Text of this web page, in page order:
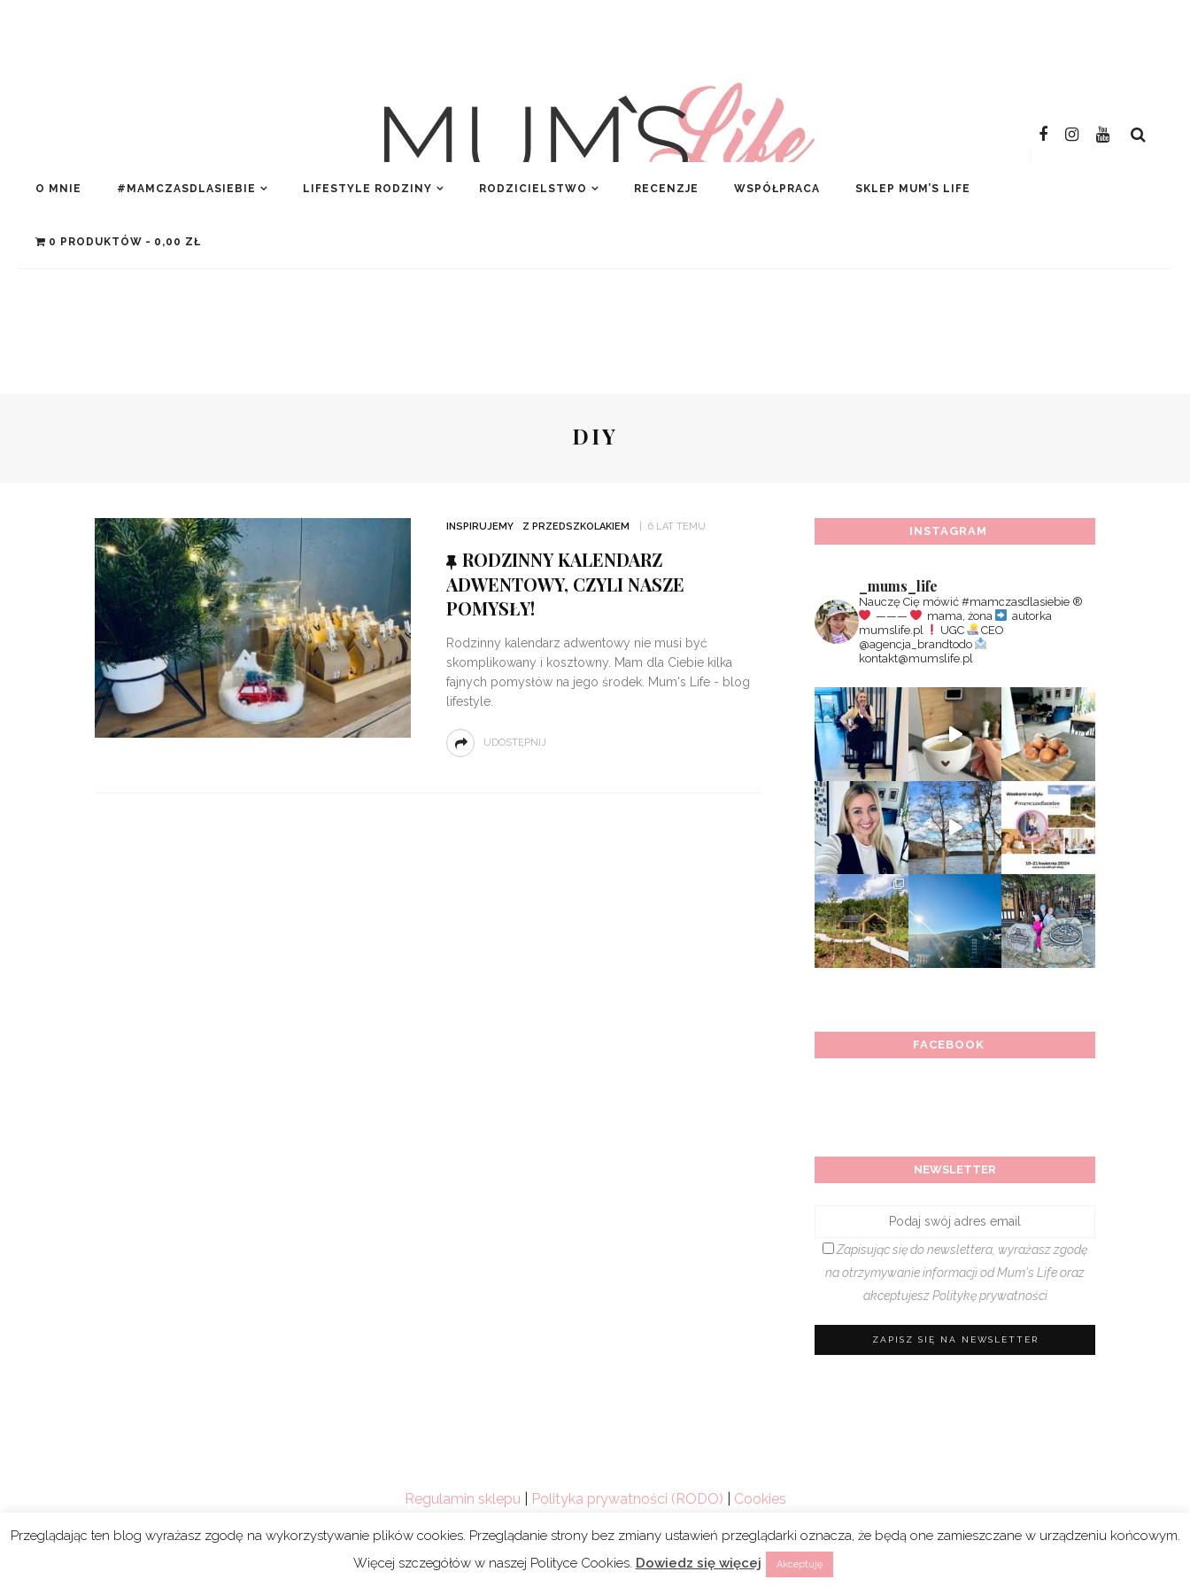
O MNIE #MAMCZASDLASIEBIE LIFESTYLE RODZINY RODZICIELSTWO RECENZJE WSPÓŁPRACA SKLEP MUM’S LIFE
0 PRODUKTÓW 0,00 ZŁ
DIY
INSPIRUJEMY Z PRZEDSZKOLAKIEM 6 LAT TEMU
RODZINNY KALENDARZ
ADWENTOWY, CZYLI NASZE
POMYSŁY!
Rodzinny kalendarz adwentowy nie musi być
skomplikowany i kosztowny. Mam dla Ciebie kilka
fajnych pomysłów na jego środek. Mum's Life - blog
lifestyle.
UDOSTĘPNIJ
INSTAGRAM
_mums_life
Nauczę Cię mówić #mamczasdlasiebie ®️
———
mama, żona
autorka
mumslife.pl
UGC
CEO
@agencja_brandtodo
kontakt@mumslife.pl
FACEBOOK
NEWSLETTER
Zapisując się do newslettera, wyrażasz zgodę
na otrzymywanie informacji od Mum's Life oraz
akceptujeszPolitykę prywatności
Regulamin sklepu Polityka prywatności (RODO) Cookies
webski.design
Przeglądając ten blog wyrażasz zgodę na wykorzystywanie plików cookies. Przeglądanie strony bez zmiany ustawień przeglądarki oznacza, że będą one zamieszczane w urządzeniu końcowym.
Więcej szczegółów w naszej Polityce Cookies. Dowiedz się więcej Akceptuję